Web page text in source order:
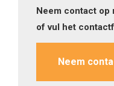
Neem contact op
of vul het
Neem